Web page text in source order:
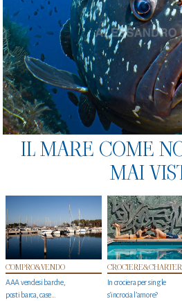
IL MARE COME
MAI
COMPRO&VENDO
AAA vendesi barche,
posti barca, case…
CROCIERE&CHARTER
In crociera per single
s'incrocia l’amore?